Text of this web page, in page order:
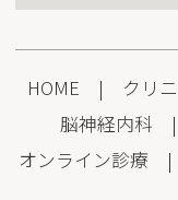
HOME | クリ
脳神経内科
オンライン診療 |